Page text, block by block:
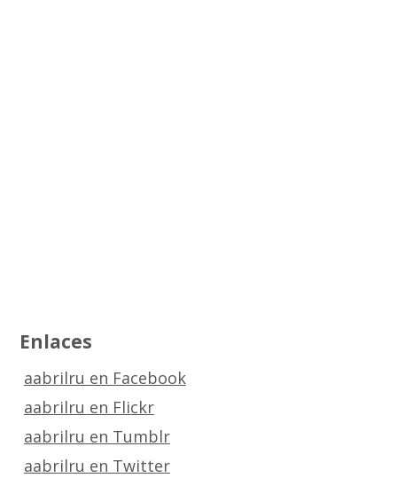
Enlaces
aabrilru en Facebook
aabrilru en Flickr
aabrilru en Tumblr
aabrilru en Twitter